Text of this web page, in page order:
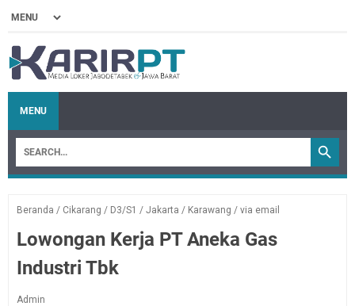
MENU
Beranda / Cikarang / D3/S1 / Jakarta / Karawang / via email
Lowongan Kerja PT Aneka Gas
Industri Tbk
Admin